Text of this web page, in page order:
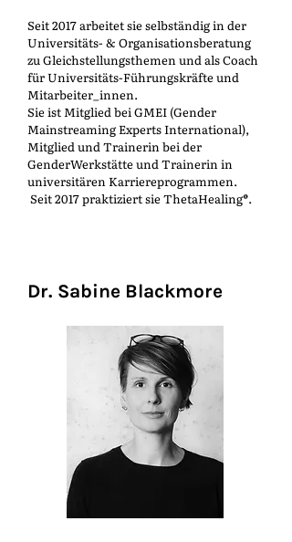
Seit 2017 arbeitet sie selbständig in der
Universitäts- & Organisationsberatung
zu Gleichstellungsthemen und als Coach
für Universitäts-Führungskräfte und
Mitarbeiter_innen.
Sie ist Mitglied bei GMEI (Gender
Mainstreaming Experts International),
Mitglied und Trainerin bei der
GenderWerkstätte und Trainerin in
universitären Karriereprogrammen.
Seit 2017 praktiziert sie ThetaHealing®.
Dr. Sabine Blackmore